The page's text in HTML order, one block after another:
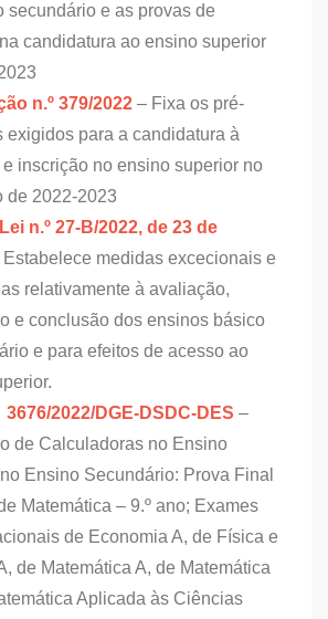
secundário e as provas de
candidatura ao ensino superior
n.º 379/2022 – Fixa os pré-
exigidos para a candidatura à
inscrição no ensino superior no
de 2022-2023
n.º 27-B/2022, de 23 de
medidas excecionais e
relativamente à avaliação,
e conclusão dos ensinos básico
e para efeitos de acesso ao
2022/DGE-DSDC-DES –
de Calculadoras no Ensino
Ensino Secundário: Prova Final
Matemática – 9.º ano; Exames
de Economia A, de Física e
de Matemática A, de Matemática
Aplicada às Ciências